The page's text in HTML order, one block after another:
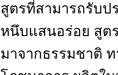
สูตรที่สามารถรับป
หนึบแสนอร่อย สูต
มาจากธรรมชาติ